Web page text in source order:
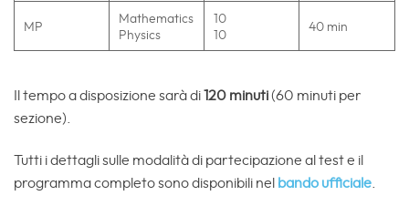
MP
Mathematics
Physics
10
10
40 min
Il tempo a disposizione sarà di120 minuti(60 minuti per
sezione).
Tutti i dettagli sulle modalità di partecipazione al test e il
programma completo sono disponibili nel
bando ufficiale